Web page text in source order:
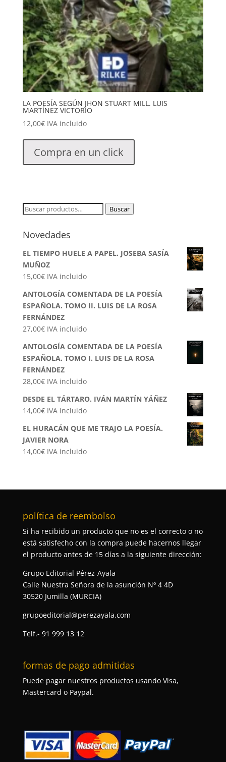
LA POESÍA SEGÚN JHON STUART MILL. LUIS
MARTÍNEZ VICTORIO
12,00€ IVA incluido
Compra en un click
Buscar
Buscar
Novedades
EL TIEMPO HUELE A PAPEL. JOSEBA SASÍA
MUÑOZ
15,00€ IVA incluido
ANTOLOGÍA COMENTADA DE LA POESÍA
ESPAÑOLA. TOMO II. LUIS DE LA ROSA
FERNÁNDEZ
27,00€ IVA incluido
ANTOLOGÍA COMENTADA DE LA POESÍA
ESPAÑOLA. TOMO I. LUIS DE LA ROSA
FERNÁNDEZ
28,00€ IVA incluido
DESDE EL TÁRTARO. IVÁN MARTÍN YÁÑEZ
14,00€ IVA incluido
EL HURACÁN QUE ME TRAJO LA POESÍA.
JAVIER NORA
14,00€ IVA incluido
política de reembolso
Si ha recibido un producto que no es el correcto o no
está satisfecho con la compra puede hacernos llegar
el producto antes de 15 días a la siguiente dirección:
Grupo Editorial Pérez-Ayala
Calle Nuestra Señora de la asunción Nº 4 4D
30520 Jumilla (MURCIA)
grupoeditorial@perezayala.com
Telf.- 91 999 13 12
formas de pago admitidas
Puede pagar nuestros productos usando Visa,
Mastercard o Paypal.